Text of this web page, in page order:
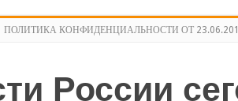
ПОЛИТИКА КОНФИДЕНЦИАЛЬНОСТИ ОТ